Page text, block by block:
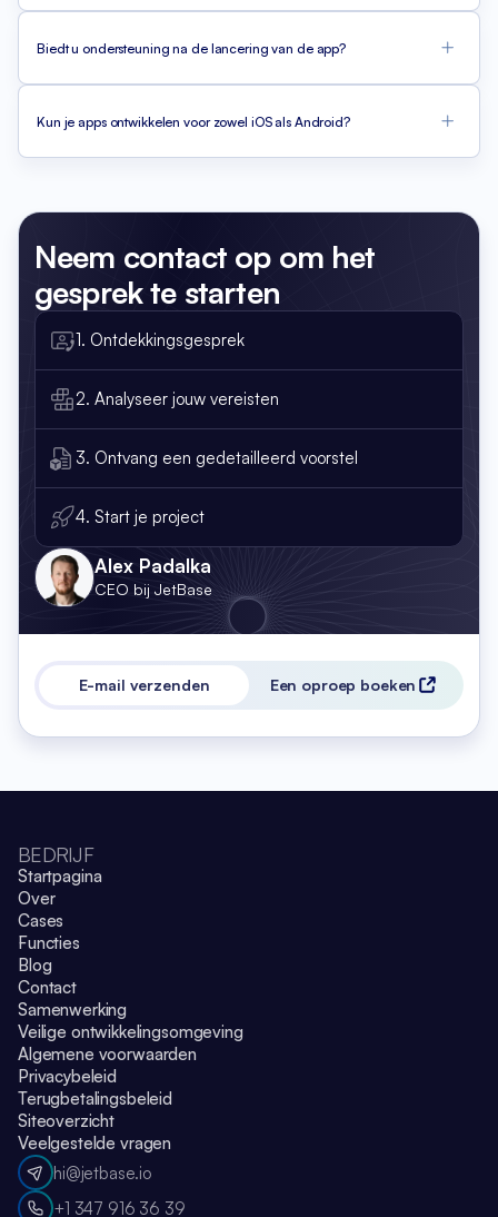
Biedt u ondersteuning na de lancering van de app?
Kun je apps ontwikkelen voor zowel iOS als Android?
Neem contact op om het
gesprek te starten
1. Ontdekkingsgesprek
2. Analyseer jouw vereisten
3. Ontvang een gedetailleerd voorstel
4. Start je project
Alex Padalka
CEO bij JetBase
E-mail verzenden Een oproep boeken
BEDRIJF
Startpagina
Over
Cases
Functies
Blog
Contact
Samenwerking
Veilige ontwikkelingsomgeving
Algemene voorwaarden
Privacybeleid
Terugbetalingsbeleid
Siteoverzicht
Veelgestelde vragen
hi@jetbase.io
+1 347 916 36 39